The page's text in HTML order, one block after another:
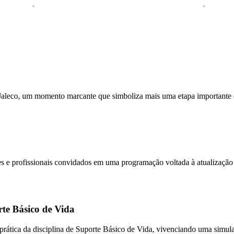
um momento marcante que simboliza mais uma etapa
profissionais convidados em uma programação voltada à
Básico de Vida
da disciplina de Suporte Básico de Vida, vivenciando uma